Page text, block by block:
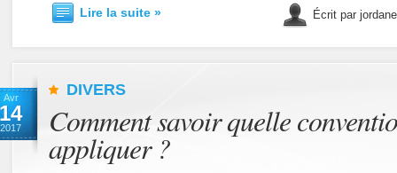
Lire la suite » Écrit par
Avr
14
2017
DIVERS
Comment savoir quelle
appliquer ?